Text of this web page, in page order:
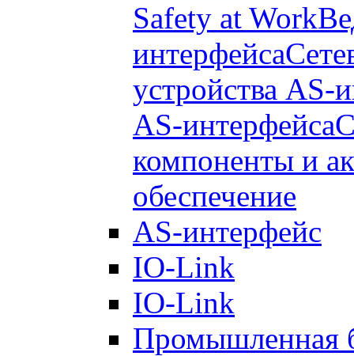
Safety at Work
интерфейса
устройства AS-
AS-интерфейса
компоненты и
обеспечение
AS-интерфейс
IO-Link
IO-Link
Промышленная